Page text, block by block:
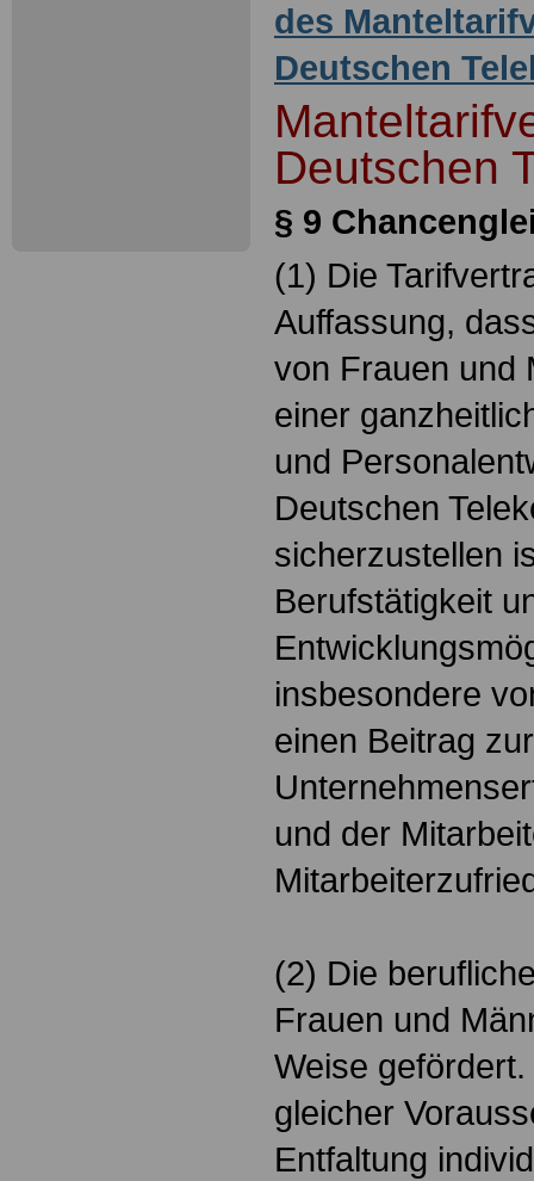
des
Deutschen
Deutschen
§ 9
(1) Die
Auffassung,
von Frauen und
einer
und
Deutschen
sicherzustellen
Berufstätigkeit
insbesondere
einen Beitrag
und der
(2) Die
Frauen und
Weise
gleicher
Entfaltung